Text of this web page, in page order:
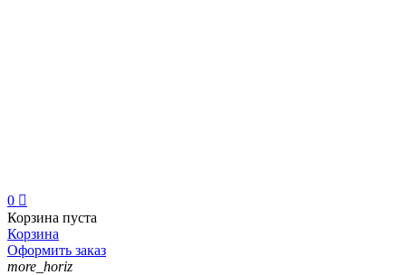
0 
Корзина пуста
Корзина
Оформить заказ
more_horiz